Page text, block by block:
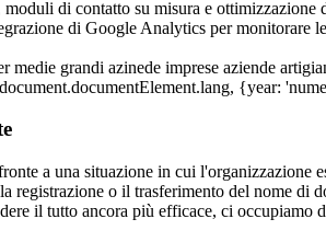
moduli di contatto su misura e
di Google Analytics per monitorare
a una situazione in cui l'organizzazione
registrazione o il trasferimento del nome di
il tutto ancora più efficace, ci